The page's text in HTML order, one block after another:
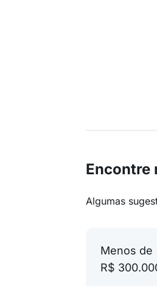
Encontre
Algumas
Menos de
R$